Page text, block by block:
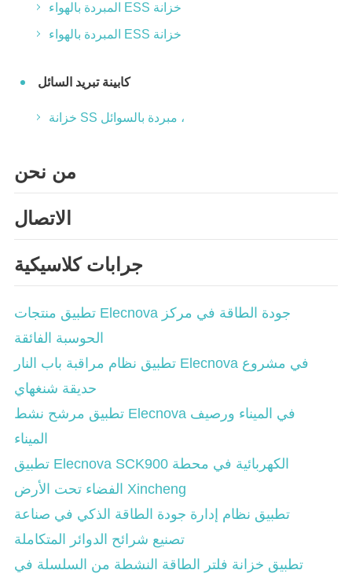
‫ خزانة ESS المبردة بالهواء
‫ خزانة ESS المبردة بالهواء
كابينة تبريد السائل
خزانة SS مبردة بالسوائل ،
من نحن
الاتصال
جرابات كلاسيكية
تطبيق منتجات Elecnova جودة الطاقة في مركز
الحوسبة الفائقة
تطبيق نظام مراقبة باب النار Elecnova في مشروع
حديقة شنغهاي
تطبيق مرشح نشط Elecnova في الميناء ورصيف
الميناء
تطبيق Elecnova SCK900 الكهربائية في محطة
الفضاء تحت الأرض Xincheng
تطبيق نظام إدارة جودة الطاقة الذكي في صناعة
تصنيع شرائح الدوائر المتكاملة
تطبيق خزانة فلتر الطاقة النشطة من السلسلة في